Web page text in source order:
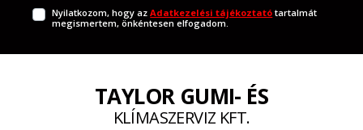
Nyilatkozom, hogy azAdatkezelési tájékoztató tartalmát
megismertem, önkéntesen elfogadom.
TAYLOR GUMI- ÉS
KLÍMASZERVIZ KFT.